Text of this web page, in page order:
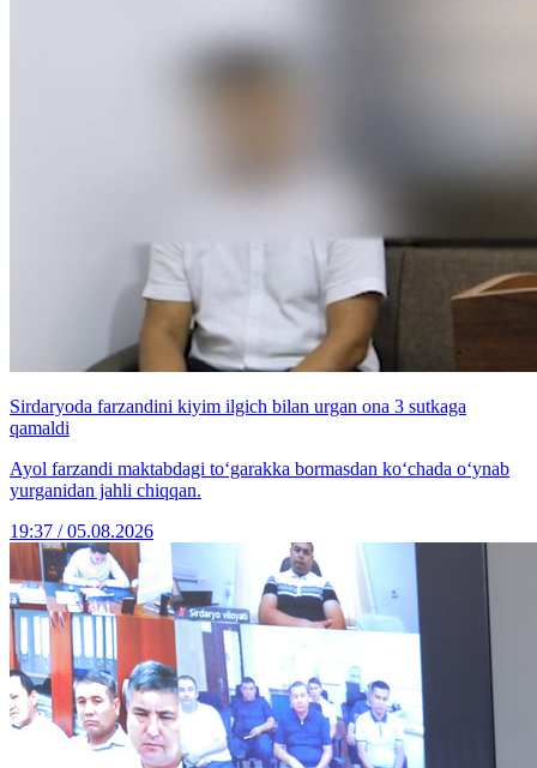
Sirdaryoda farzandini kiyim ilgich bilan urgan ona 3 sutkaga
qamaldi
Ayol farzandi maktabdagi to‘garakka bormasdan ko‘chada o‘ynab
yurganidan jahli chiqqan.
19:37 / 05.08.2026